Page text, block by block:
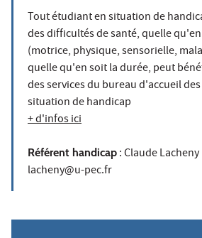
Tout étudiant en situation de
des difficultés de santé, quelle
(motrice, physique, sensorielle,
quelle qu'en soit la durée, peut
des services du bureau d'accueil
situation de handicap
+ d'infos ici
Référent handicap : Claude Lacheny
lacheny@u-pec.fr